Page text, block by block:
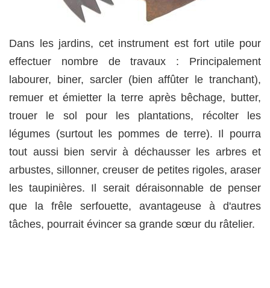
Dans les jardins, cet instrument est fort utile pour
effectuer nombre de travaux : Principalement
labourer, biner, sarcler (bien affûter le tranchant),
remuer et émietter la terre après bêchage, butter,
trouer le sol pour les plantations, récolter les
légumes (surtout les pommes de terre). Il pourra
tout aussi bien servir à déchausser les arbres et
arbustes, sillonner, creuser de petites rigoles, araser
les taupinières. Il serait déraisonnable de penser
que la frêle serfouette, avantageuse à d'autres
tâches, pourrait évincer sa grande sœur du râtelier.